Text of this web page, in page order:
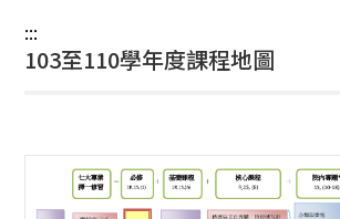
:::
103至110學年度課程地圖